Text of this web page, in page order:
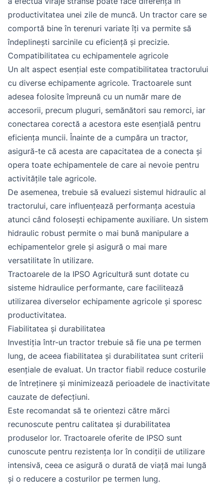
productivitatea unei zile de muncă. Un tractor care se
comportă bine în terenuri variate îți va permite să
îndeplinești sarcinile cu eficiență și precizie.
Compatibilitatea cu echipamentele agricole
Un alt aspect esențial este compatibilitatea tractorului
cu diverse echipamente agricole. Tractoarele sunt
adesea folosite împreună cu un număr mare de
accesorii, precum pluguri, semănători sau remorci, iar
conectarea corectă a acestora este esențială pentru
eficiența muncii. Înainte de a cumpăra un tractor,
asigură-te că acesta are capacitatea de a conecta și
opera toate echipamentele de care ai nevoie pentru
activitățile tale agricole.
De asemenea, trebuie să evaluezi sistemul hidraulic al
tractorului, care influențează performanța acestuia
atunci când folosești echipamente auxiliare. Un sistem
hidraulic robust permite o mai bună manipulare a
echipamentelor grele și asigură o mai mare
versatilitate în utilizare.
Tractoarele de la IPSO Agricultură sunt dotate cu
sisteme hidraulice performante, care facilitează
utilizarea diverselor echipamente agricole și sporesc
productivitatea.
Fiabilitatea și durabilitatea
Investiția într-un tractor trebuie să fie una pe termen
lung, de aceea fiabilitatea și durabilitatea sunt criterii
esențiale de evaluat. Un tractor fiabil reduce costurile
de întreținere și minimizează perioadele de inactivitate
cauzate de defecțiuni.
Este recomandat să te orientezi către mărci
recunoscute pentru calitatea și durabilitatea
produselor lor. Tractoarele oferite de IPSO sunt
cunoscute pentru rezistența lor în condiții de utilizare
intensivă, ceea ce asigură o durată de viață mai lungă
și o reducere a costurilor pe termen lung.